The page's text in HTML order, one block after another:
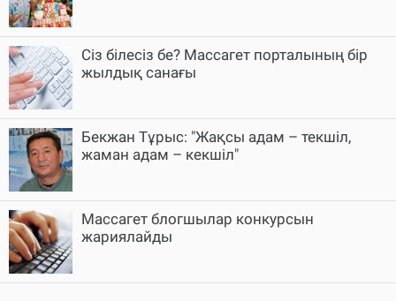
Сіз білесіз бе? Массагет порталының бір
жылдық санағы
Бекжан Тұрыс: "Жақсы адам – текшіл,
жаман адам – кекшіл"
Массагет блогшылар конкурсын
жариялайды